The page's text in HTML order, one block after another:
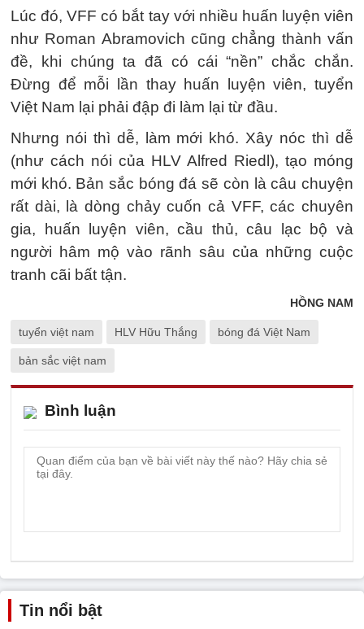
Lúc đó, VFF có bắt tay với nhiều huấn luyện viên
như Roman Abramovich cũng chẳng thành vấn
đề, khi chúng ta đã có cái “nền” chắc chắn.
Đừng để mỗi lần thay huấn luyện viên, tuyển
Việt Nam lại phải đập đi làm lại từ đầu.
Nhưng nói thì dễ, làm mới khó. Xây nóc thì dễ
(như cách nói của HLV Alfred Riedl), tạo móng
mới khó. Bản sắc bóng đá sẽ còn là câu chuyện
rất dài, là dòng chảy cuốn cả VFF, các chuyên
gia, huấn luyện viên, cầu thủ, câu lạc bộ và
người hâm mộ vào rãnh sâu của những cuộc
tranh cãi bất tận.
HỒNG NAM
tuyển việt nam HLV Hữu Thắng bóng đá Việt Nam
bản sắc việt nam
Bình luận
Tin nổi bật